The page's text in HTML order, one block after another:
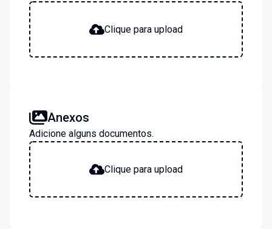
Clique para upload
Anexos
Adicione alguns documentos.
Clique para upload